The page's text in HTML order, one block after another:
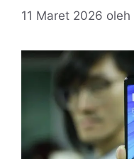
11 Maret 2026 oleh